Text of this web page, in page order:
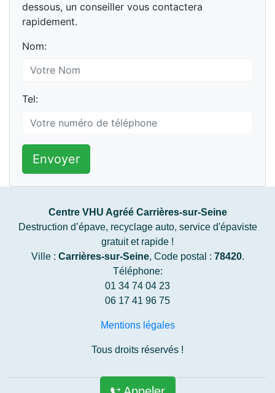
dessous, un conseiller vous contactera
rapidement.
Nom:
Tel:
Envoyer
Centre VHU Agréé Carrières-sur-Seine
Destruction d’épave, recyclage auto, service d'épaviste
gratuit et rapide !
Ville : Carrières-sur-Seine, Code postal : 78420.
Téléphone:
01 34 74 04 23
06 17 41 96 75
Mentions légales
Tous droits réservés !